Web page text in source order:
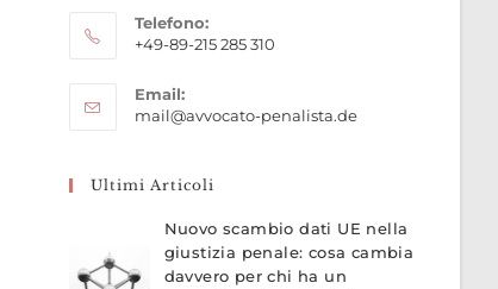
Telefono:
+49-89-215 285 310
in
your
Email:
mail@avvocato-penalista.deOpens
Ultimi Articoli
Nuovo scambio dati UE nella
giustizia penale: cosa cambia
davvero per chi ha un